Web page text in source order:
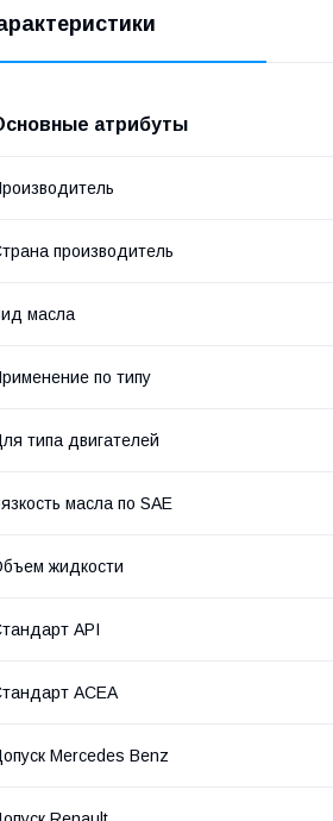
атрибуты
производитель
масла
по типу
типа двигателей
масла по SAE
жидкости
API
ACEA
Mercedes Benz